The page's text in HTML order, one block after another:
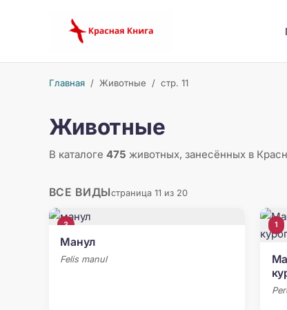
Главная/ Животные / стр. 11
Животные
В каталоге 475 животных, занесённых в
ВСЕ ВИДЫстраница 11 из 20
3
Манул
Felis manul
1